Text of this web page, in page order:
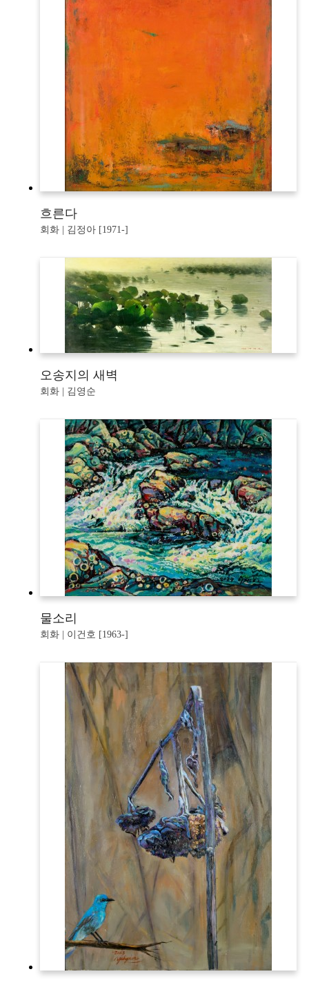
흐른다
회화 | 김정아 [1971-]
오송지의 새벽
회화 | 김영순
물소리
회화 | 이건호 [1963-]